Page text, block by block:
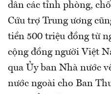
dân các tỉnh phòng,
Cứu trợ Trung ương
tiền 500 triệu đồng từ
cộng đồng người Việt
qua Ủy ban Nhà nước
nước ngoài cho Ban